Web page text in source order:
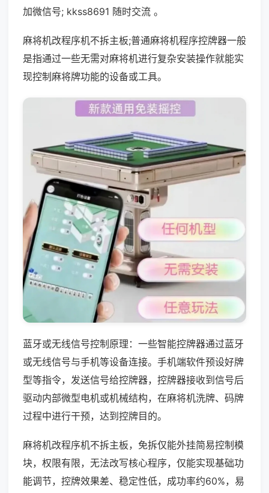
加微信号; kkss8691 随时交流 。
麻将机改程序机不拆主板;普通麻将机程序控牌器一般
是指通过一些无需对麻将机进行复杂安装操作就能实
现控制麻将牌功能的设备或工具。
蓝牙或无线信号控制原理：一些智能控牌器通过蓝牙
或无线信号与手机等设备连接。手机端软件预设好牌
型等指令，发送信号给控牌器，控牌器接收到信号后
驱动内部微型电机或机械结构，在麻将机洗牌、码牌
过程中进行干预，达到控牌目的。
麻将机改程序机不拆主板，免拆仅能外挂简易控制模
块，权限有限，无法改写核心程序，仅能实现基础功
能调节，控牌效果差、稳定性低，成功率约60%，易